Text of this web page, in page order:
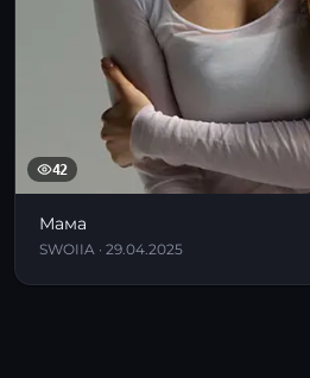
42
Мама
SWOIIA · 29.04.2025